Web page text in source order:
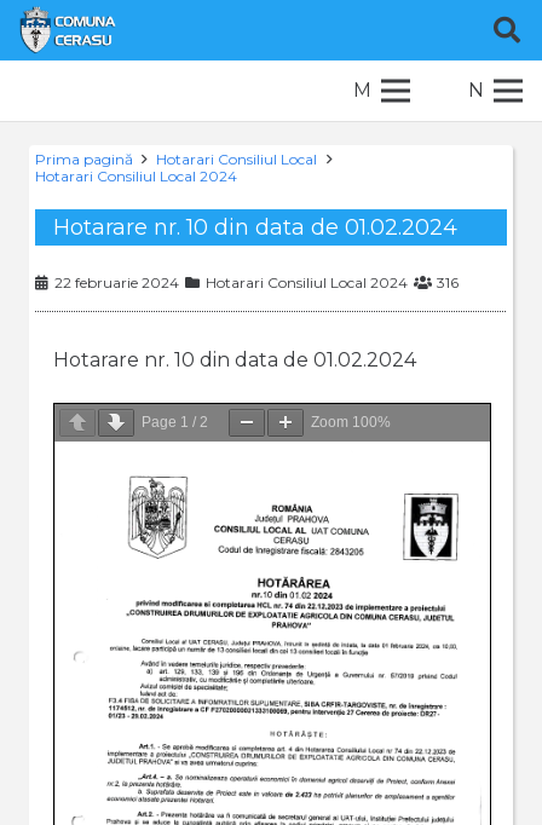
M N
Prima pagină
Hotarari Consiliul Local
Hotarari Consiliul Local 2024
Hotarare nr. 10 din data de 01.02.2024
22 februarie 2024 Hotarari Consiliul Local 2024 316
Hotarare nr. 10 din data de 01.02.2024
Page 1 / 2 Zoom 100%